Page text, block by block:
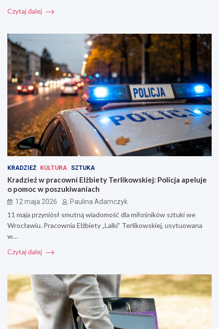
Czytaj dalej
KRADZIEŻ KULTURA SZTUKA
Kradzież w pracowni Elżbiety Terlikowskiej: Policja apeluje
o pomoc w poszukiwaniach
12 maja 2026 Paulina Adamczyk
11 maja przyniósł smutną wiadomość dla miłośników sztuki we
Wrocławiu. Pracownia Elżbiety „Lalki” Terlikowskiej, usytuowana
w…
Czytaj dalej